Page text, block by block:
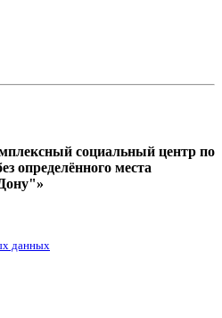
социальный центр по
определённого места
данных